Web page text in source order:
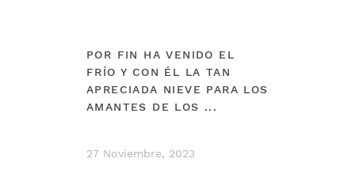
POR FIN HA VENIDO EL
FRÍO Y CON ÉL LA TAN
APRECIADA NIEVE PARA LOS
AMANTES DE LOS ...
27 Noviembre, 2023